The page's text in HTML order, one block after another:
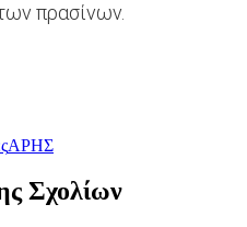
πρασίνων.
ΑΡΗΣ
Σχολίων